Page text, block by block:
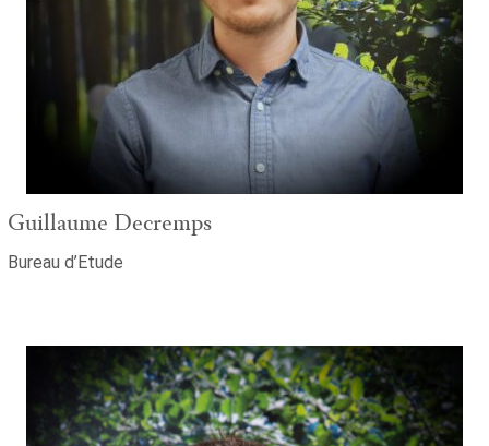
Guillaume Decremps
Bureau d’Etude